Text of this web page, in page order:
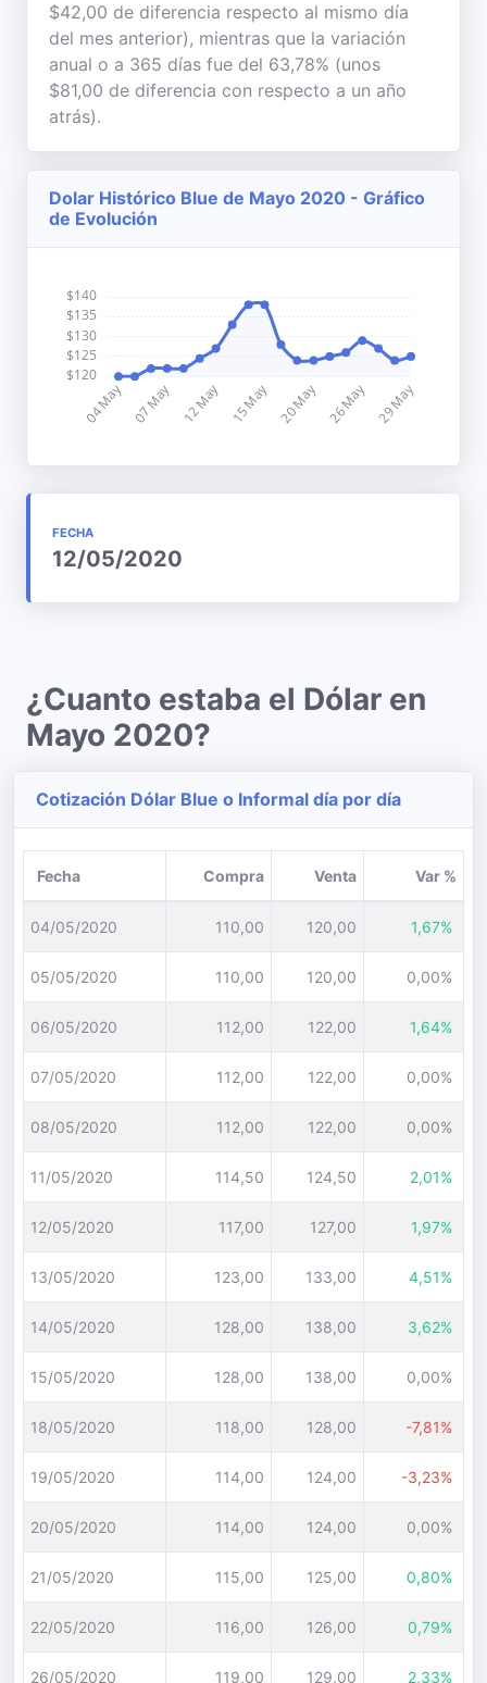
$42,00 de diferencia respecto al mismo día
del mes anterior), mientras que la variación
anual o a 365 días fue del 63,78% (unos
$81,00 de diferencia con respecto a un año
atrás).
Dolar Histórico Blue de Mayo 2020 - Gráfico
de Evolución
FECHA
12/05/2020
¿Cuanto estaba el Dólar en
Mayo 2020?
Cotización Dólar Blue o Informal día por día
Fecha Compra Venta Var %
04/05/2020 110,00 120,00 1,67%
05/05/2020 110,00 120,00 0,00%
06/05/2020 112,00 122,00 1,64%
07/05/2020 112,00 122,00 0,00%
08/05/2020 112,00 122,00 0,00%
11/05/2020 114,50 124,50 2,01%
12/05/2020 117,00 127,00 1,97%
13/05/2020 123,00 133,00 4,51%
14/05/2020 128,00 138,00 3,62%
15/05/2020 128,00 138,00 0,00%
18/05/2020 118,00 128,00 -7,81%
19/05/2020 114,00 124,00 -3,23%
20/05/2020 114,00 124,00 0,00%
21/05/2020 115,00 125,00 0,80%
22/05/2020 116,00 126,00 0,79%
26/05/2020 119,00 129,00 2,33%